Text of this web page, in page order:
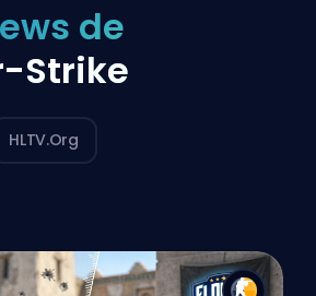
de
Strike
HLTV.org